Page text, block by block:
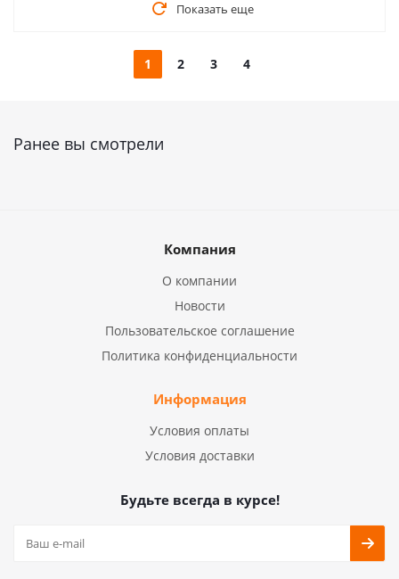
Показать еще
1 2 3 4
Ранее вы смотрели
Компания
О компании
Новости
Пользовательское соглашение
Политика конфиденциальности
Информация
Условия оплаты
Условия доставки
Будьте всегда в курсе!